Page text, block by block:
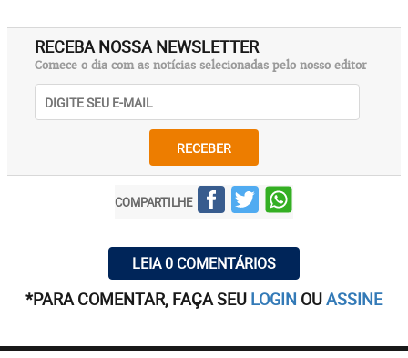
RECEBA NOSSA NEWSLETTER
Comece o dia com as notícias selecionadas pelo nosso editor
RECEBER
COMPARTILHE
LEIA 0 COMENTÁRIOS
*PARA COMENTAR, FAÇA SEU LOGIN OUASSINE